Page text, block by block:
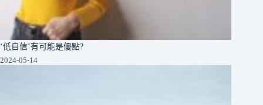
‘低自信’有可能是優點?
2024-05-14